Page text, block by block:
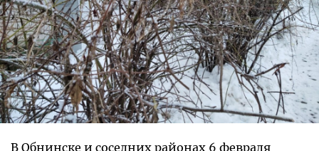
В Обнинске и соседних районах 6 февраля